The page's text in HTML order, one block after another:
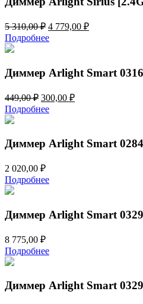
5 310,00₽ Первоначальная
цена
составляла
310,00 ₽.
4 779,00 ₽Текущая
Подробнее
Диммер Arlight Smart
449,00₽ Первоначальная
цена
составляла
300,00 ₽Текущая
Подробнее
Диммер Arlight Smart
2 020,00 ₽
Подробнее
Диммер Arlight Smart
8 775,00 ₽
Подробнее
Диммер Arlight Smart